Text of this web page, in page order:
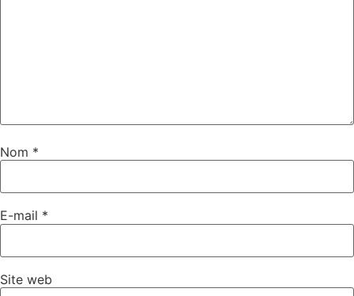
Nom *
E-mail *
Site web